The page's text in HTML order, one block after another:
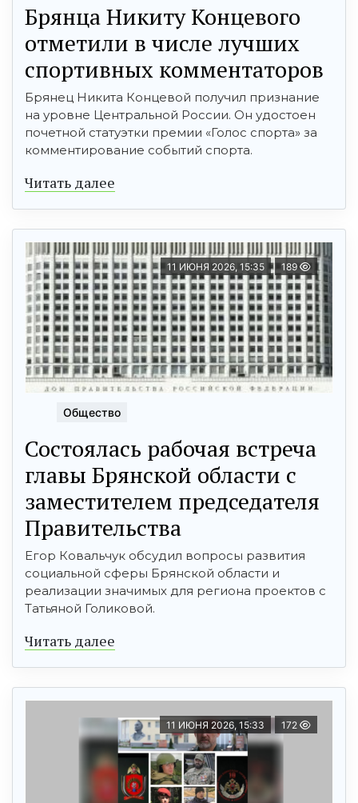
Брянца Никиту Концевого
отметили в числе лучших
спортивных комментаторов
Брянец Никита Концевой получил признание
на уровне Центральной России. Он удостоен
почетной статуэтки премии «Голос спорта» за
комментирование событий спорта.
Читать далее
11 ИЮНЯ 2026, 15:35 189
Общество
Состоялась рабочая встреча
главы Брянской области с
заместителем председателя
Правительства
Егор Ковальчук обсудил вопросы развития
социальной сферы Брянской области и
реализации значимых для региона проектов с
Татьяной Голиковой.
Читать далее
11 ИЮНЯ 2026, 15:33 172